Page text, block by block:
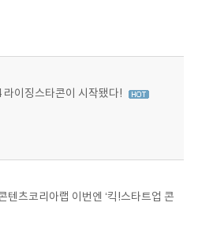
이징스타콘이 시작됐다!
텐츠코리아랩 이번엔 ‘킥!스타트업 콘